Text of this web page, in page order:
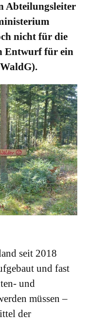
Abteilungsleiter
nicht für die
Entwurf für ein
seit 2018
und fast
und
müssen –
der